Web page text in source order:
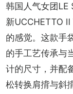
韩国人气女团LE
新UCCHETTO
的感觉。这款手
的手工艺传承与
计的尺寸，并配
松转换肩揹与斜